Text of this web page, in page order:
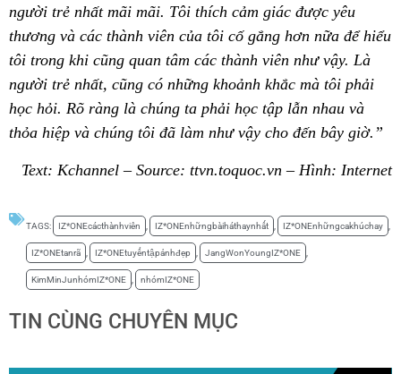
người trẻ nhất mãi mãi. Tôi thích cảm giác được yêu
thương và các thành viên của tôi cố gắng hơn nữa để hiểu
tôi trong khi cũng quan tâm các thành viên như vậy. Là
người trẻ nhất, cũng có những khoảnh khắc mà tôi phải
học hỏi. Rõ ràng là chúng ta phải học tập lẫn nhau và
thỏa hiệp và chúng tôi đã làm như vậy cho đến bây giờ.”
Text: Kchannel – Source: ttvn.toquoc.vn – Hình: Internet
TAGS: IZ*ONEcácthànhviên , IZ*ONEnhữngbàiháthaynhất , IZ*ONEnhữngcakhúchay ,
IZ*ONEtanrã , IZ*ONEtuyểntậpảnhđẹp , JangWonYoungIZ*ONE ,
KimMinJunhómIZ*ONE , nhómIZ*ONE
TIN CÙNG CHUYÊN MỤC